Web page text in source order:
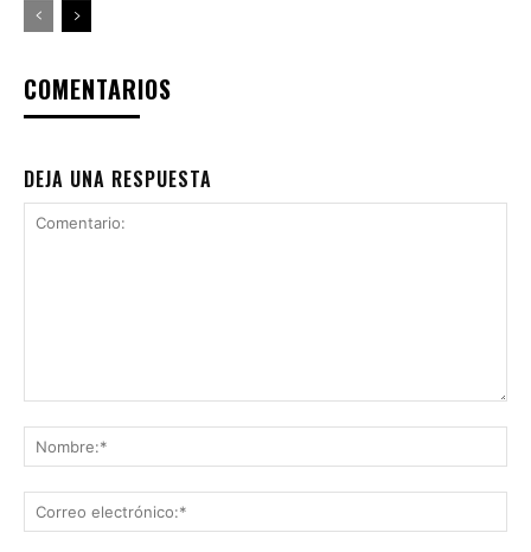
COMENTARIOS
DEJA UNA RESPUESTA